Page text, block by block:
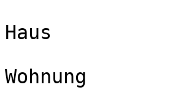
Haus
Wohnung